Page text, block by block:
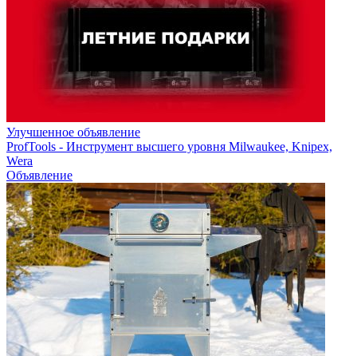
Улучшенное объявление
ProfTools - Инструмент высшего уровня Milwaukee, Knipex,
Wera
Объявление